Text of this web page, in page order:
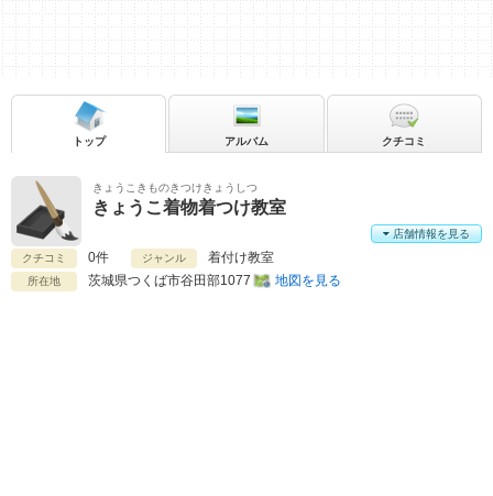
きょうこきものきつけきょうしつ
きょうこ着物着つけ教室
クチコミ 0件 ジャンル 着付け教室
所在地 茨城県つくば市谷田部1077 地図を見る
店舗情報を見る
トップ アルバム クチコミ